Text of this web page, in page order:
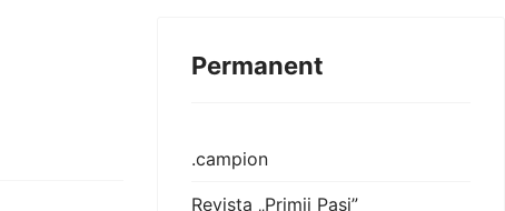
Permanent
.campion
Revista „Primii Pași”